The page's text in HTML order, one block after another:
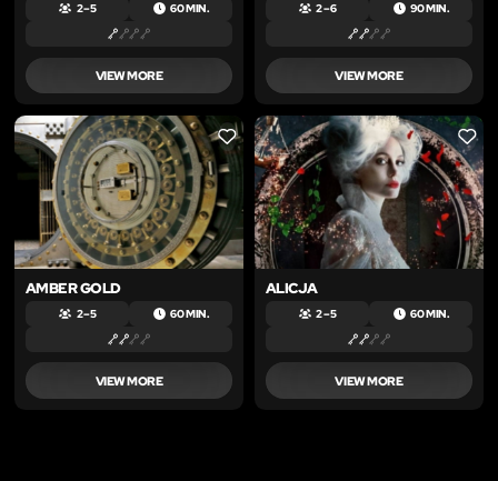
2 – 5 60 MIN.
VIEW MORE
2 – 6 90 MIN.
VIEW MORE
LIKE
AMBER GOLD
2 – 5 60 MIN.
VIEW MORE
LIKE
ALICJA
2 – 5 60 MIN.
VIEW MORE